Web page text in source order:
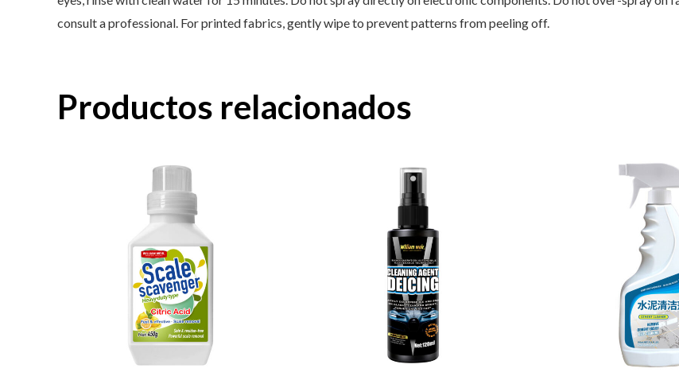
consult a professional. For printed fabrics, gently wipe to prevent patterns from peeling off.
Productos relacionados